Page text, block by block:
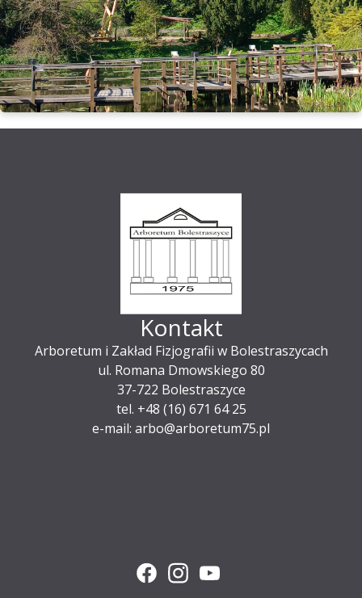
Kontakt
Arboretum i Zakład Fizjografii w Bolestraszycach
ul. Romana Dmowskiego 80
37-722 Bolestraszyce
tel. +48 (16) 671 64 25
e-mail: arbo@arboretum75.pl